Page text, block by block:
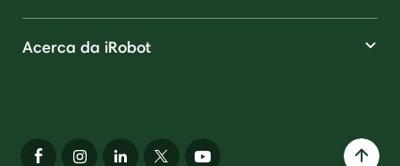
Acerca da iRobot